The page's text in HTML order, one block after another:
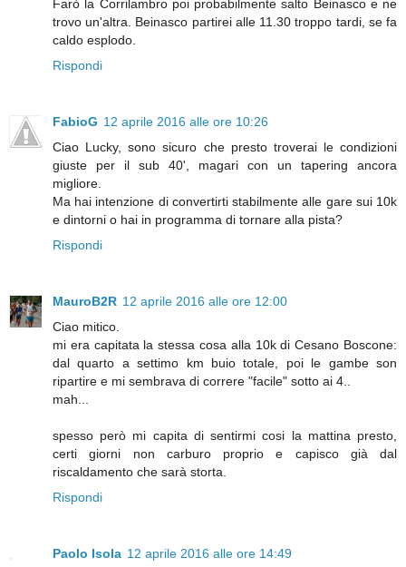
Farò la Corrilambro poi probabilmente salto Beinasco e ne
trovo un'altra. Beinasco partirei alle 11.30 troppo tardi, se fa
caldo esplodo.
Rispondi
FabioG 12 aprile 2016 alle ore 10:26
Ciao Lucky, sono sicuro che presto troverai le condizioni
giuste per il sub 40', magari con un tapering ancora
migliore.
Ma hai intenzione di convertirti stabilmente alle gare sui 10k
e dintorni o hai in programma di tornare alla pista?
Rispondi
MauroB2R 12 aprile 2016 alle ore 12:00
Ciao mitico.
mi era capitata la stessa cosa alla 10k di Cesano Boscone:
dal quarto a settimo km buio totale, poi le gambe son
ripartire e mi sembrava di correre "facile" sotto ai 4..
mah...
spesso però mi capita di sentirmi cosi la mattina presto,
certi giorni non carburo proprio e capisco già dal
riscaldamento che sarà storta.
Rispondi
Paolo Isola 12 aprile 2016 alle ore 14:49